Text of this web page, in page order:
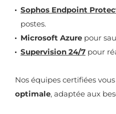
Sophos Endpoint
postes.
Microsoft Azure pour
Supervision 24/7 pour
Nos équipes certifiées
optimale, adaptée aux